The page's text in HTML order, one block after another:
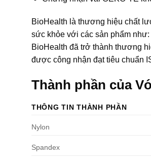
BioHealth là thương hiệu chất
sức khỏe với các sản phẩm
BioHealth đã trở thành thương
được công nhận đạt tiêu chuẩn
Thành phần của
THÔNG TIN THÀNH PHẦN
Nylon
Spandex